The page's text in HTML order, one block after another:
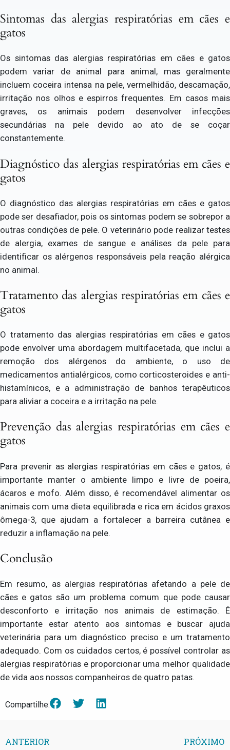
Sintomas das alergias respiratórias em cães e
gatos
Os sintomas das alergias respiratórias em cães e gatos
podem variar de animal para animal, mas geralmente
incluem coceira intensa na pele, vermelhidão, descamação,
irritação nos olhos e espirros frequentes. Em casos mais
graves, os animais podem desenvolver infecções
secundárias na pele devido ao ato de se coçar
constantemente.
Diagnóstico das alergias respiratórias em cães e
gatos
O diagnóstico das alergias respiratórias em cães e gatos
pode ser desafiador, pois os sintomas podem se sobrepor a
outras condições de pele. O veterinário pode realizar testes
de alergia, exames de sangue e análises da pele para
identificar os alérgenos responsáveis pela reação alérgica
no animal.
Tratamento das alergias respiratórias em cães e
gatos
O tratamento das alergias respiratórias em cães e gatos
pode envolver uma abordagem multifacetada, que inclui a
remoção dos alérgenos do ambiente, o uso de
medicamentos antialérgicos, como corticosteroides e anti-
histamínicos, e a administração de banhos terapêuticos
para aliviar a coceira e a irritação na pele.
Prevenção das alergias respiratórias em cães e
gatos
Para prevenir as alergias respiratórias em cães e gatos, é
importante manter o ambiente limpo e livre de poeira,
ácaros e mofo. Além disso, é recomendável alimentar os
animais com uma dieta equilibrada e rica em ácidos graxos
ômega-3, que ajudam a fortalecer a barreira cutânea e
reduzir a inflamação na pele.
Conclusão
Em resumo, as alergias respiratórias afetando a pele de
cães e gatos são um problema comum que pode causar
desconforto e irritação nos animais de estimação. É
importante estar atento aos sintomas e buscar ajuda
veterinária para um diagnóstico preciso e um tratamento
adequado. Com os cuidados certos, é possível controlar as
alergias respiratórias e proporcionar uma melhor qualidade
de vida aos nossos companheiros de quatro patas.
Compartilhe:
ANTERIOR PRÓXIMO